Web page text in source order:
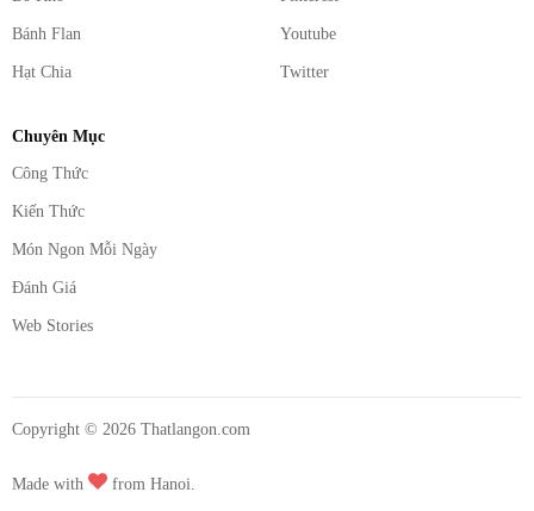
Bánh Flan
Hạt Chia
Youtube
Twitter
Chuyên Mục
Công Thức
Kiến Thức
Món Ngon Mỗi Ngày
Đánh Giá
Web Stories
Copyright © 2026 Thatlangon.com
Made with from Hanoi.